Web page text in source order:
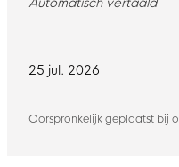
25 jul. 2026
Oorspronkelijk geplaatst bij